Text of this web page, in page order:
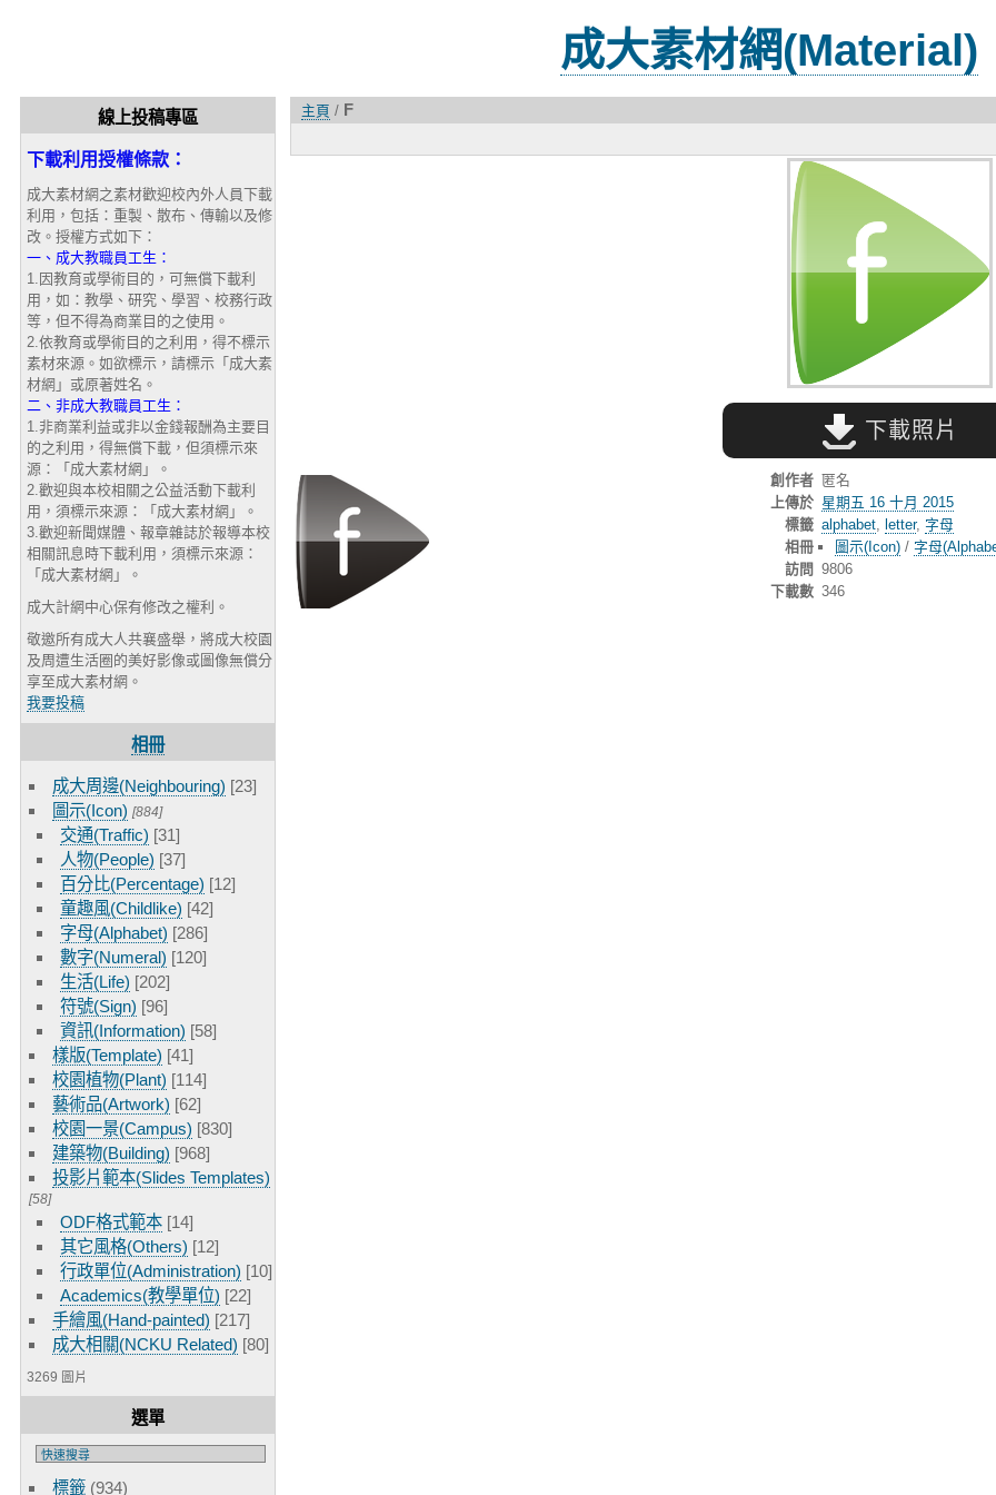
成大素材網(Material)
線上投稿專區
下載利用授權條款：
成大素材網之素材歡迎校內外人員下載
利用，包括：重製、散布、傳輸以及修
改。授權方式如下：
一、成大教職員工生：
1.因教育或學術目的，可無償下載利
用，如：教學、研究、學習、校務行政
等，但不得為商業目的之使用。
2.依教育或學術目的之利用，得不標示
素材來源。如欲標示，請標示「成大素
材網」或原著姓名。
二、非成大教職員工生：
1.非商業利益或非以金錢報酬為主要目
的之利用，得無償下載，但須標示來
源：「成大素材網」。
2.歡迎與本校相關之公益活動下載利
用，須標示來源：「成大素材網」。
3.歡迎新聞媒體、報章雜誌於報導本校
相關訊息時下載利用，須標示來源：
「成大素材網」。
成大計網中心保有修改之權利。
敬邀所有成大人共襄盛舉，將成大校園
及周遭生活圈的美好影像或圖像無償分
享至成大素材網。
我要投稿
相冊
成大周邊(Neighbouring) [23]
圖示(Icon) [884]
交通(Traffic) [31]
人物(People) [37]
百分比(Percentage) [12]
童趣風(Childlike) [42]
字母(Alphabet) [286]
數字(Numeral) [120]
生活(Life) [202]
符號(Sign) [96]
資訊(Information) [58]
樣版(Template) [41]
校園植物(Plant) [114]
藝術品(Artwork) [62]
校園一景(Campus) [830]
建築物(Building) [968]
投影片範本(Slides Templates)
[58]
ODF格式範本 [14]
其它風格(Others) [12]
行政單位(Administration) [10]
Academics(教學單位) [22]
手繪風(Hand-painted) [217]
成大相關(NCKU Related) [80]
3269 圖片
選單
標籤 (934)
主頁 / F
下載照片
創作者 匿名
上傳於 星期五 16 十月 2015
標籤 alphabet, letter, 字母
相冊
圖示(Icon) /字母
訪問 9806
下載數 346